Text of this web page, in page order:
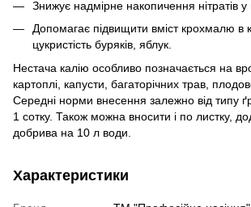
Знижує надмірне накопичення нітратів у
Допомагає підвищити вміст крохмалю в
цукристість буряків, яблук.
Нестача калію особливо позначається на
картоплі, капусти, багаторічних трав,
Середні норми внесення залежно від типу
1 сотку. Також можна вносити і по листку,
добрива на 10 л води.
Характеристики